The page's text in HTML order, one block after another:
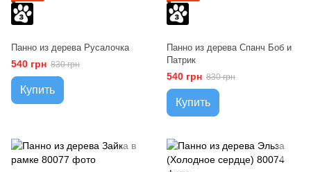
Панно из дерева Русалочка
540 грн 830 грн
Купить
Панно из дерева Спанч Боб и
Патрик
540 грн 830 грн
Купить